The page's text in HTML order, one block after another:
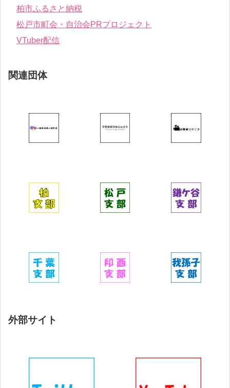
柏市ふるさと納税
松戸市町会・自治会PRプロジェクト
VTuber配信
関連団体
外部サイト